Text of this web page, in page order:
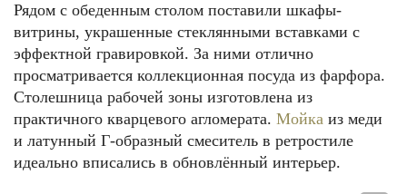
Рядом с обеденным столом поставили шкафы-
витрины, украшенные стеклянными вставками с
эффектной гравировкой. За ними отлично
просматривается коллекционная посуда из фарфора.
Столешница рабочей зоны изготовлена из
практичного кварцевого агломерата. Мойка из меди
и латунный Г-образный смеситель в ретростиле
идеально вписались в обновлённый интерьер.